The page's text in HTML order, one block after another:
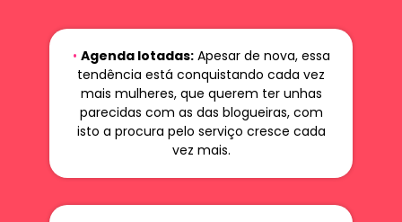
• Agenda lotadas:Apesar de nova, essa
tendência está conquistando cada vez
mais mulheres, que querem ter unhas
parecidas com as das blogueiras, com
isto a procura pelo serviço cresce cada
vez mais.